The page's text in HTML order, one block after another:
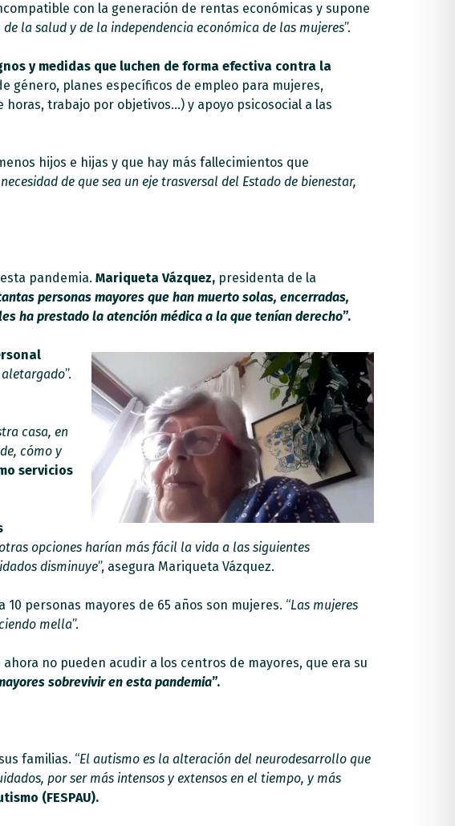
con la generación de rentas económicas y supone
la salud y de la independencia económica de las mujeres”.
y medidas que luchen de forma efectiva contra la
género, planes específicos de empleo para mujeres,
trabajo por objetivos…) y apoyo psicosocial a las
hijos e hijas y que hay más fallecimientos que
de que sea un eje trasversal del Estado de bienestar,
pandemia. Mariqueta Vázquez,presidenta de la
personas mayores que han muerto solas, encerradas,
ha prestado la atención médica a la que tenían derecho”.
aletargado”.
casa, en
cómo y
servicios
opciones harían más fácil la vida a las siguientes
disminuye”, asegura Mariqueta Vázquez.
personas mayores de 65 años son mujeres. “Las mujeres
mella”.
no pueden acudir a los centros de mayores, que era su
sobrevivir en esta pandemia”.
familias. “El autismo es la alteración del neurodesarrollo que
por ser más intensos y extensos en el tiempo, y más
(FESPAU).